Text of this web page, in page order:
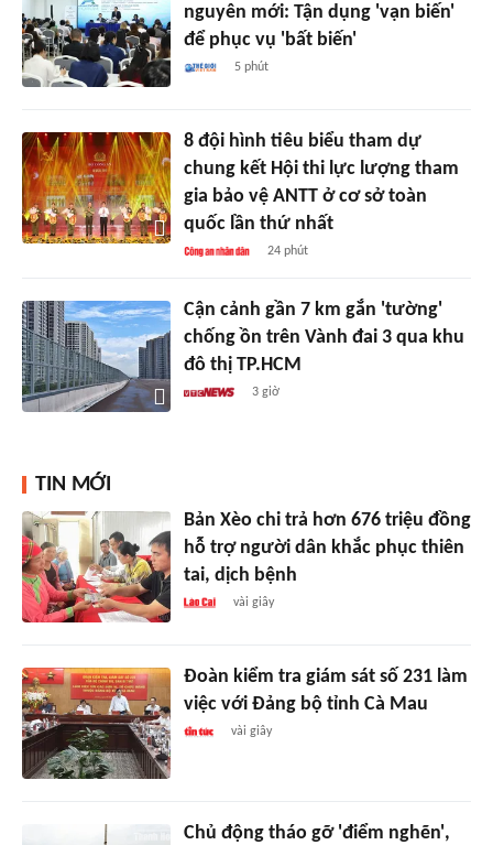
nguyên mới: Tận dụng 'vạn biến'
để phục vụ 'bất biến'
5 phút
8 đội hình tiêu biểu tham dự
chung kết Hội thi lực lượng tham
gia bảo vệ ANTT ở cơ sở toàn
quốc lần thứ nhất
24 phút
Cận cảnh gần 7 km gắn 'tường'
chống ồn trên Vành đai 3 qua khu
đô thị TP.HCM
3 giờ
TIN MỚI
Bản Xèo chi trả hơn 676 triệu đồng
hỗ trợ người dân khắc phục thiên
tai, dịch bệnh
vài giây
Đoàn kiểm tra giám sát số 231 làm
việc với Đảng bộ tỉnh Cà Mau
vài giây
Chủ động tháo gỡ 'điểm nghẽn',